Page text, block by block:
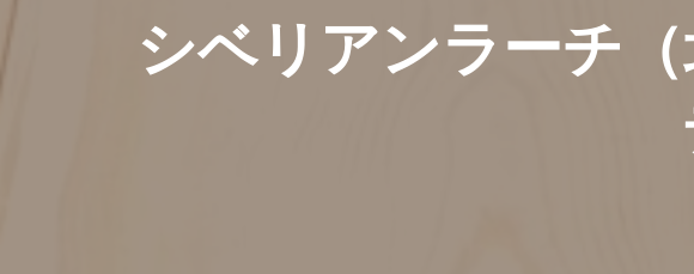
シベリアンラーチ